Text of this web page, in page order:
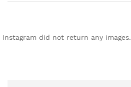
Instagram did not return any images.